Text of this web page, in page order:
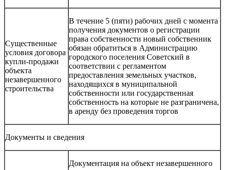
Существенные
условия договора
купли-продажи
объекта
незавершенного
строительства
В течение 5 (пяти) рабочих дней с момента
получения документов о регистрации
права собственности новый собственник
обязан обратиться в Администрацию
городского поселения Советский в
соответствии с регламентом
предоставления земельных участков,
находящихся в муниципальной
собственности или государственная
собственность на которые не разграничена,
в аренду без проведения торгов
Документы и сведения
Документация на объект незавершенного